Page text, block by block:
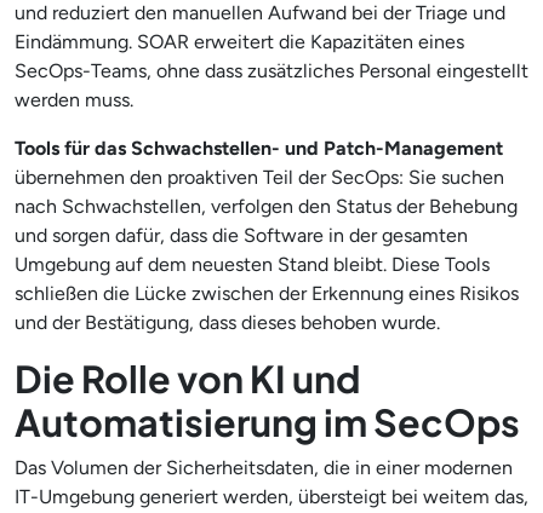
und reduziert den manuellen Aufwand bei der Triage und
Eindämmung. SOAR erweitert die Kapazitäten eines
SecOps-Teams, ohne dass zusätzliches Personal eingestellt
werden muss.
Tools für das Schwachstellen- und Patch-Management
übernehmen den proaktiven Teil der SecOps: Sie suchen
nach Schwachstellen, verfolgen den Status der Behebung
und sorgen dafür, dass die Software in der gesamten
Umgebung auf dem neuesten Stand bleibt. Diese Tools
schließen die Lücke zwischen der Erkennung eines Risikos
und der Bestätigung, dass dieses behoben wurde.
Die Rolle von KI und
Automatisierung im SecOps
Das Volumen der Sicherheitsdaten, die in einer modernen
IT-Umgebung generiert werden, übersteigt bei weitem das,